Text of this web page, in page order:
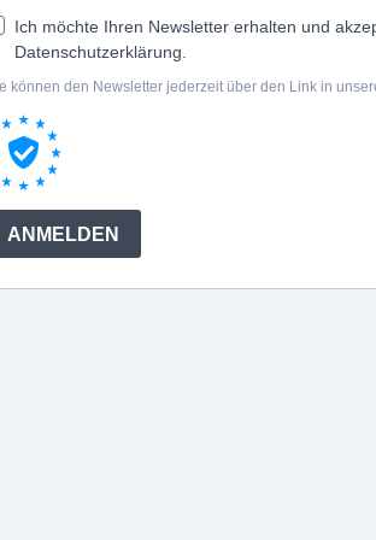
Ich möchte Ihren Newsletter erhalten und
Datenschutzerklärung.
können den Newsletter jederzeit über den Link in
ANMELDEN